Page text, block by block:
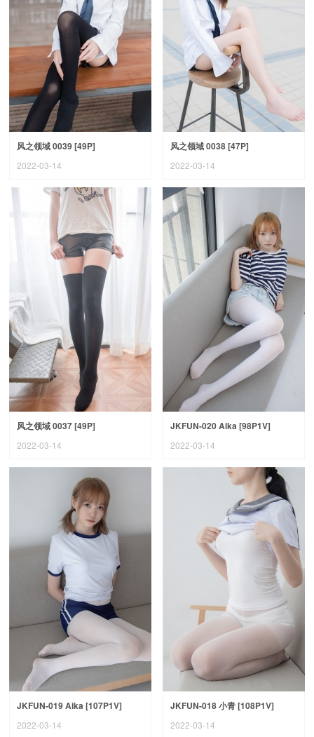
风之领域 0039 [49P]
2022-03-14
风之领域 0038 [47P]
2022-03-14
风之领域 0037 [49P]
2022-03-14
JKFUN-020 Aika [98P1V]
2022-03-14
JKFUN-019 Aika [107P1V]
2022-03-14
JKFUN-018 小青 [108P1V]
2022-03-14